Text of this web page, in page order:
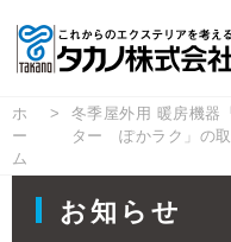
ホ
ー
ム
冬季屋外用 暖房機器
ター ぽかラク」の
お知らせ